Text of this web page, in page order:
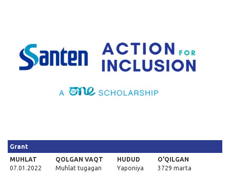
Qidirish
Kirish
Grant
MUHLAT
07.01.2022
QOLGAN VAQT
Muhlat tugagan
HUDUD
Yaponiya
O'QILGAN
3729 marta